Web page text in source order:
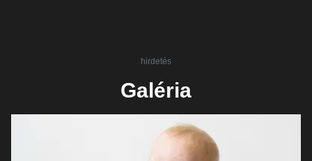
hirdetés
Galéria